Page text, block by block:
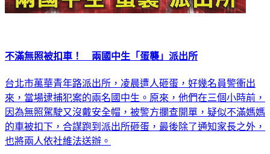
不滿無照被扣車！ 兩國中生「蛋襲」派出所
台北市萬華青年路派出所，凌晨遭人砸蛋，好幾名員警衝出
來，當場逮捕犯案的兩名國中生。原來，他們在三個小時前，
因為無照駕駛又沒戴安全帽，被警方攔查開單，疑似不滿媽媽
的車被扣下，合謀跑到派出所砸蛋，最後除了通知家長之外，
也將兩人依社維法送辦。